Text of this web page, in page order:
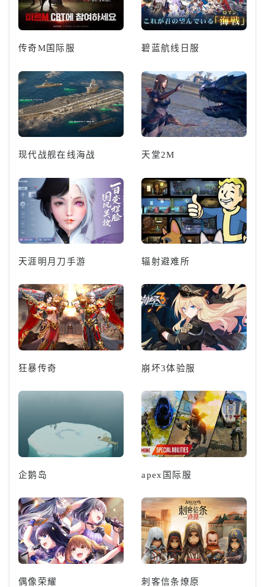
传奇M国际服 碧蓝航线日服
现代战舰在线海战 天堂2M
天涯明月刀手游 辐射避难所
狂暴传奇 崩坏3体验服
企鹅岛 apex国际服
偶像荣耀 刺客信条燎原